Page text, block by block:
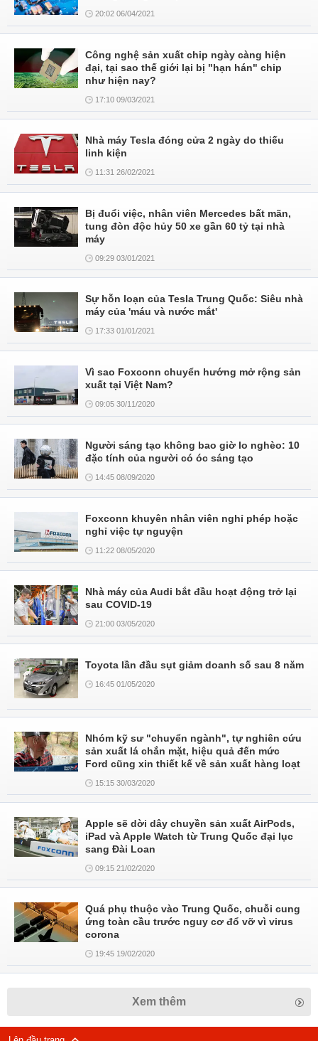
20:02 06/04/2021
Công nghệ sản xuất chip ngày càng hiện
đại, tại sao thế giới lại bị "hạn hán" chip
như hiện nay?
17:10 09/03/2021
Nhà máy Tesla đóng cửa 2 ngày do thiếu
linh kiện
11:31 26/02/2021
Bị đuổi việc, nhân viên Mercedes bất mãn,
tung đòn độc hủy 50 xe gần 60 tỷ tại nhà
máy
09:29 03/01/2021
Sự hỗn loạn của Tesla Trung Quốc: Siêu nhà
máy của 'máu và nước mắt'
17:33 01/01/2021
Vì sao Foxconn chuyển hướng mở rộng sản
xuất tại Việt Nam?
09:05 30/11/2020
Người sáng tạo không bao giờ lo nghèo: 10
đặc tính của người có óc sáng tạo
14:45 08/09/2020
Foxconn khuyên nhân viên nghỉ phép hoặc
nghỉ việc tự nguyện
11:22 08/05/2020
Nhà máy của Audi bắt đầu hoạt động trở lại
sau COVID-19
21:00 03/05/2020
Toyota lần đầu sụt giảm doanh số sau 8 năm
16:45 01/05/2020
Nhóm kỹ sư "chuyển ngành", tự nghiên cứu
sản xuất lá chắn mặt, hiệu quả đến mức
Ford cũng xin thiết kế về sản xuất hàng loạt
15:15 30/03/2020
Apple sẽ dời dây chuyền sản xuất AirPods,
iPad và Apple Watch từ Trung Quốc đại lục
sang Đài Loan
09:15 21/02/2020
Quá phụ thuộc vào Trung Quốc, chuỗi cung
ứng toàn cầu trước nguy cơ đổ vỡ vì virus
corona
19:45 19/02/2020
Xem thêm